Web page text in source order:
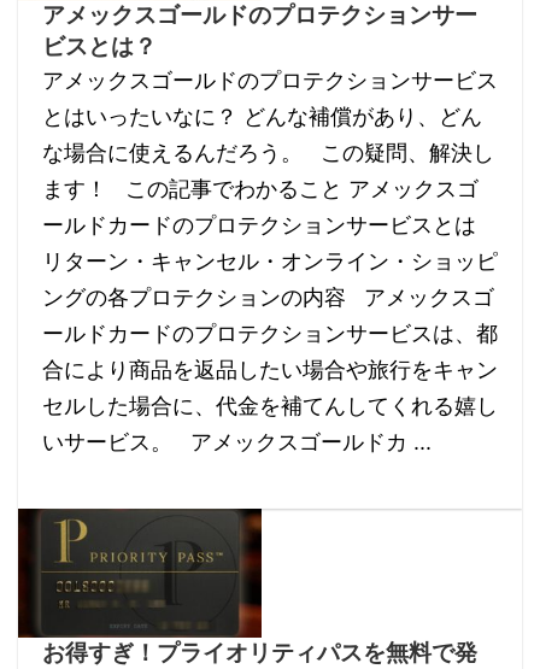
アメックスゴールドのプロテクションサー
ビスとは？
アメックスゴールドのプロテクションサービス
とはいったいなに？ どんな補償があり、どん
な場合に使えるんだろう。 この疑問、解決し
ます！ この記事でわかること アメックスゴ
ールドカードのプロテクションサービスとは
リターン・キャンセル・オンライン・ショッピ
ングの各プロテクションの内容 アメックスゴ
ールドカードのプロテクションサービスは、都
合により商品を返品したい場合や旅行をキャン
セルした場合に、代金を補てんしてくれる嬉し
いサービス。 アメックスゴールドカ ...
お得すぎ！プライオリティパスを無料で発